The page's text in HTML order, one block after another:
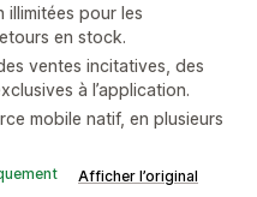
illimitées pour les
en stock.
ventes incitatives, des
à l’application.
mobile natif, en plusieurs
Afficher l’original